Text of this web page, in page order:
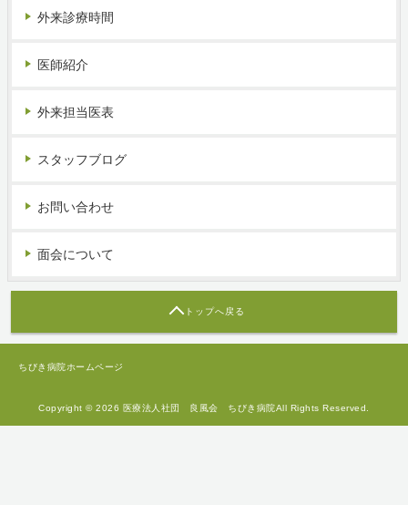
外来診療時間
医師紹介
外来担当医表
スタッフブログ
お問い合わせ
面会について
トップへ戻る
ちびき病院ホームページ
Copyright © 2026 医療法人社団 良風会 ちびき病院All Rights Reserved.